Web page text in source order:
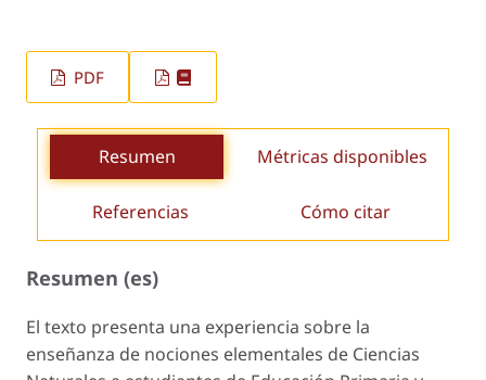
PDF
Resumen Métricas disponibles
Referencias Cómo citar
Resumen (es)
El texto presenta una experiencia sobre la
enseñanza de nociones elementales de Ciencias